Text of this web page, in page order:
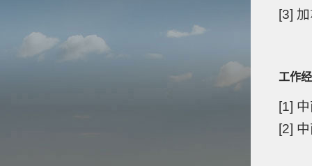
[3]
工作
[1]
[2]